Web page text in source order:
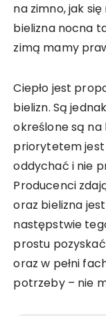
na zimno, jak
bielizna nocna
zimą mamy
Ciepło jest
bielizn. Są
określone są
priorytetem jest
oddychać i nie
Producenci
oraz bielizna
następstwie
prostu
oraz w pełni
potrzeby – nie